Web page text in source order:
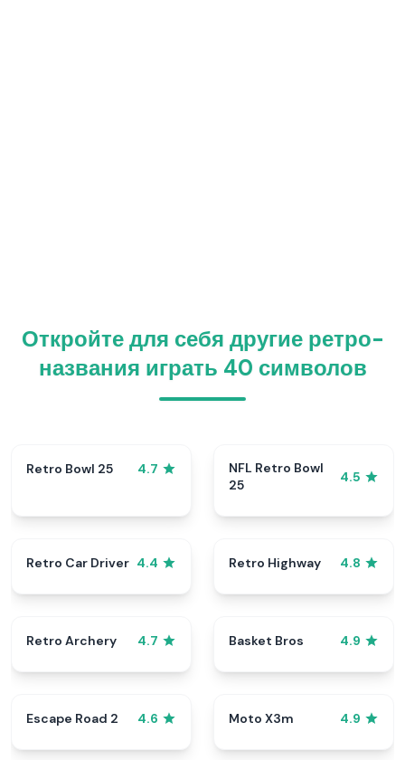
Откройте для себя другие ретро-
названия играть 40 символов
Retro Bowl 25 4.7
NFL Retro Bowl
25
4.5
Retro Car Driver 4.4 Retro Highway 4.8
Retro Archery 4.7 Basket Bros 4.9
Escape Road 2 4.6 Moto X3m 4.9